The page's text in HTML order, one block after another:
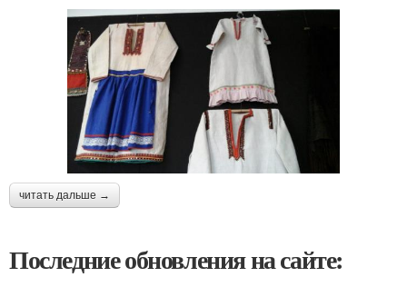
читать дальше →
Последние обновления на сайте: